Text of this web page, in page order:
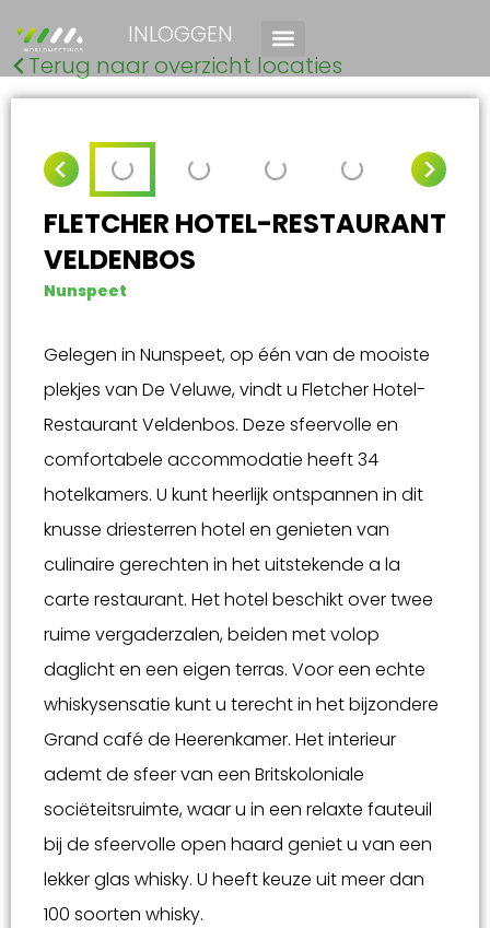
INLOGGEN
Terug naar overzicht locaties
FLETCHER HOTEL-RESTAURANT
VELDENBOS
Nunspeet
Gelegen in Nunspeet, op één van de mooiste
plekjes van De Veluwe, vindt u Fletcher Hotel-
Restaurant Veldenbos. Deze sfeervolle en
comfortabele accommodatie heeft 34
hotelkamers. U kunt heerlijk ontspannen in dit
knusse driesterren hotel en genieten van
culinaire gerechten in het uitstekende a la
carte restaurant. Het hotel beschikt over twee
ruime vergaderzalen, beiden met volop
daglicht en een eigen terras. Voor een echte
whiskysensatie kunt u terecht in het bijzondere
Grand café de Heerenkamer. Het interieur
ademt de sfeer van een Britskoloniale
sociëteitsruimte, waar u in een relaxte fauteuil
bij de sfeervolle open haard geniet u van een
lekker glas whisky. U heeft keuze uit meer dan
100 soorten whisky.